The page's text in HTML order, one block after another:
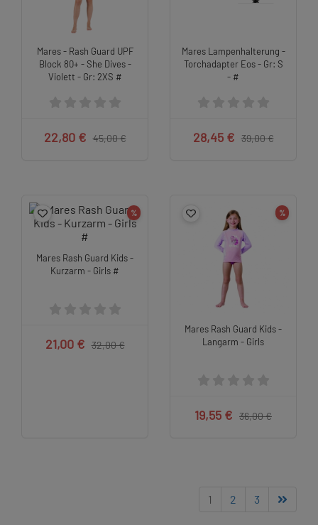
Mares - Rash Guard UPF
Block 80+ - She Dives -
Violett - Gr: 2XS #
22,80 € 45,00 €
Mares Lampenhalterung -
Torchadapter Eos - Gr: S
- #
28,45 € 39,00 €
%
Mares Rash Guard Kids -
Kurzarm - Girls #
21,00 € 32,00 €
%
Mares Rash Guard Kids -
Langarm - Girls
19,55 € 36,00 €
1 2 3